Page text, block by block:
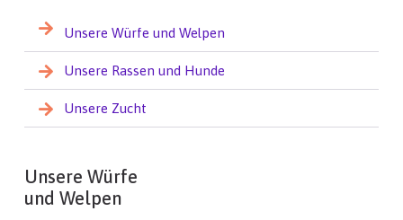
Unsere Würfe und Welpen
Unsere Rassen und Hunde
Unsere Zucht
Unsere Würfe
und Welpen